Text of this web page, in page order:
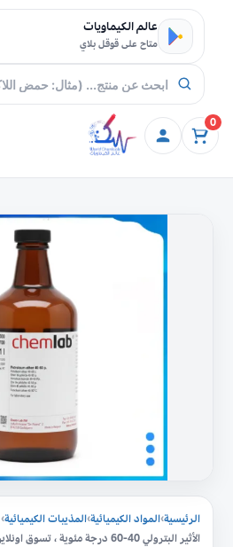
تخطي إلى المحتوى
عالم الكيماويات
متاح على قوقل بلاي
0
الرئيسية›المواد الكيميائية›المذيبات الكيميائية›
الأثير البترولي 40-60 درجة مئوية ، تسوق اونلاين
البترولي